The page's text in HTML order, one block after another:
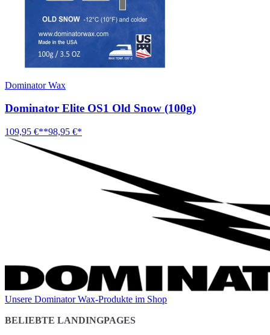
Dominator Wax
Dominator Elite OS1 Old Snow (100g)
109,95 €**98,95 €*
Unsere Dominator Wax-Produkte im Shop
BELIEBTE LANDINGPAGES